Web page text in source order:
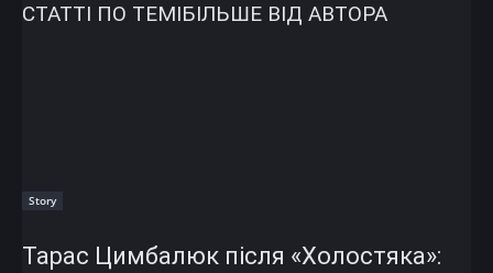
СТАТТІ ПО ТЕМІБІЛЬШЕ ВІД АВТОРА
Story
Тарас Цимбалюк після «Холостяка»: